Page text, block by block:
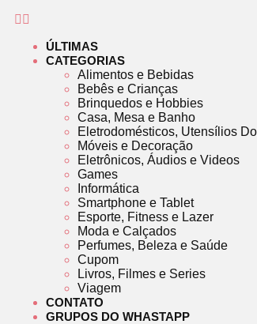
ÚLTIMAS
CATEGORIAS
Alimentos e Bebidas
Bebês e Crianças
Brinquedos e Hobbies
Casa, Mesa e Banho
Eletrodomésticos, Utensílios
Móveis e Decoração
Eletrônicos, Áudios e Videos
Games
Informática
Smartphone e Tablet
Esporte, Fitness e Lazer
Moda e Calçados
Perfumes, Beleza e Saúde
Cupom
Livros, Filmes e Series
Viagem
CONTATO
GRUPOS DO WHASTAPP